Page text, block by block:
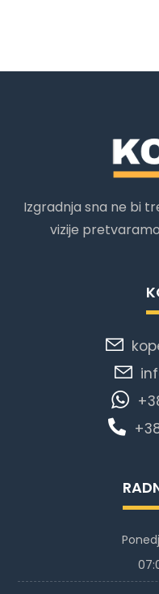
Izgradnja sna ne bi
vizije